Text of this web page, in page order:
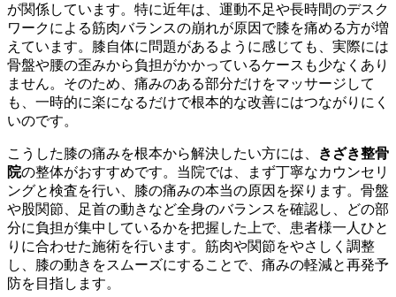
が関係しています。特に近年は、運動不足や長時間のデスク
ワークによる筋肉バランスの崩れが原因で膝を痛める方が増
えています。膝自体に問題があるように感じても、実際には
骨盤や腰の歪みから負担がかかっているケースも少なくあり
ません。そのため、痛みのある部分だけをマッサージして
も、一時的に楽になるだけで根本的な改善にはつながりにく
いのです。
こうした膝の痛みを根本から解決したい方には、
きざき整骨
院の整体がおすすめです。当院では、まず丁寧なカウンセリ
ングと検査を行い、膝の痛みの本当の原因を探ります。骨盤
や股関節、足首の動きなど全身のバランスを確認し、どの部
分に負担が集中しているかを把握した上で、患者様一人ひと
りに合わせた施術を行います。筋肉や関節をやさしく調整
し、膝の動きをスムーズにすることで、痛みの軽減と再発予
防を目指します。